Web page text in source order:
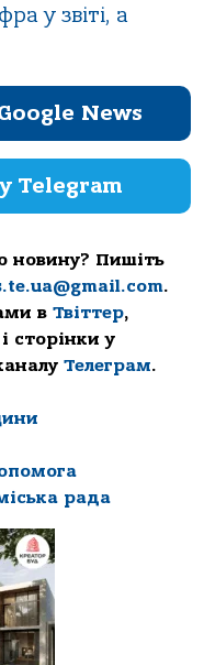
у звіті, а
News
Telegram
новину? Пишіть
.
в Твіттер,
сторінки у
Телеграм.
рада